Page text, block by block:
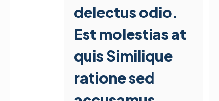
delectus odio.
Est molestias at
quis Similique
ratione sed